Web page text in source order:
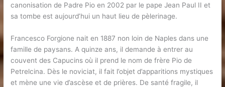
canonisation de Padre Pio en 2002 par le pape Jean Paul II et
sa tombe est aujourd’hui un haut lieu de pèlerinage.
Francesco Forgione nait en 1887 non loin de Naples dans une
famille de paysans. A quinze ans, il demande à entrer au
couvent des Capucins où il prend le nom de frère Pio de
Petrelcina. Dès le noviciat, il fait l’objet d’apparitions mystiques
et mène une vie d’ascèse et de prières. De santé fragile, il